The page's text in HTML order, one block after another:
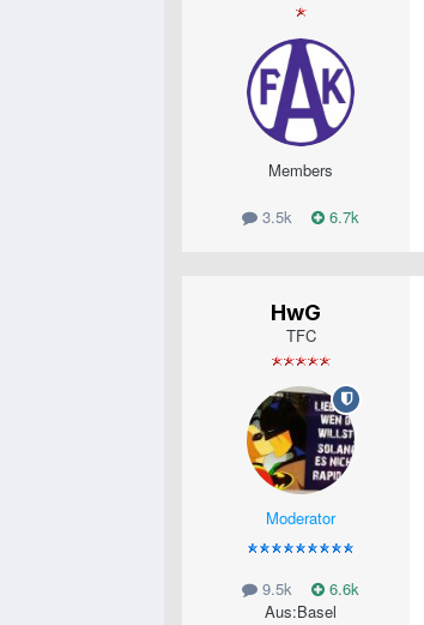
Members
3.5k 6.7k
HwG
TFC
Moderator
9.5k
6.6k
Aus:Basel